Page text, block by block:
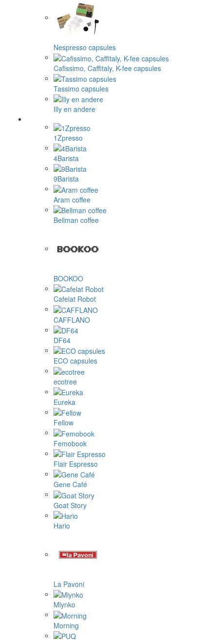
Nespresso capsules
Cafissimo, Caffitaly, K-fee capsules
Tassimo capsules
Illy en andere
1Zpresso
4Barista
9Barista
Aram coffee
Bellman coffee
BOOKOO
Cafelat Robot
CAFFLANO
DF64
ECO capsules
ecotree
Eureka
Fellow
Femobook
Flair Espresso
Gene Café
Goat Story
Hario
La Pavoni
Mlynko
Morning